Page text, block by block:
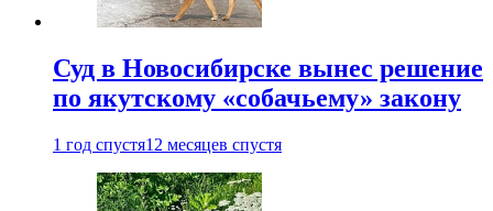
Суд в Новосибирске вынес решение
по якутскому «собачьему» закону
1 год спустя12 месяцев спустя